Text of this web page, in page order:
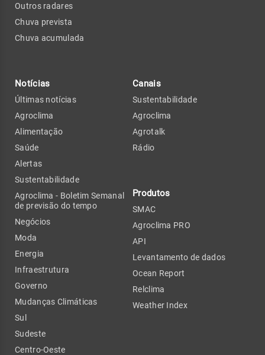
Outros radares
Chuva prevista
Chuva acumulada
Notícias
Últimas notícias
Agroclima
Alimentação
Saúde
Alertas
Sustentabilidade
Agroclima - Boletim Semanal
de previsão do tempo
Negócios
Moda
Energia
Infraestrutura
Governo
Mudanças Climáticas
Sul
Sudeste
Centro-Oeste
Canais
Sustentabilidade
Agroclima
Agrotalk
Rádio
Produtos
SMAC
Agroclima PRO
API
Levantamento de dados
Ocean Report
Relclima
Weather Index